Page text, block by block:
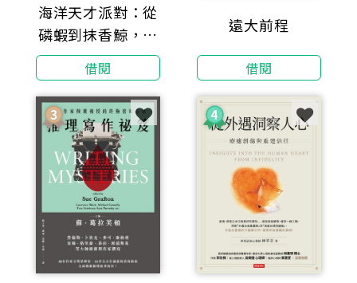
海洋天才派對：從
磷蝦到抹香鯨，從
蓄電發光到長命萬
歲，改寫地球命運
的物種超進化【科
學界與文壇雙棲天
才領航，探索生命
極限的奇妙旅程】
借閱
遠大前程
借閱